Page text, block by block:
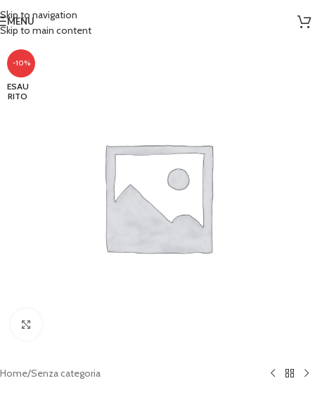
Skip to navigation
Skip to main content
MENU
-10%
ESAU
RITO
Home/Senza categoria